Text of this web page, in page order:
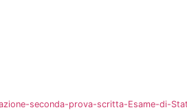
seconda-prova-scritta-Esame-di-